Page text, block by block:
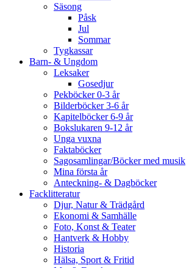
Säsong
Påsk
Jul
Sommar
Tygkassar
Barn- & Ungdom
Leksaker
Gosedjur
Pekböcker 0-3 år
Bilderböcker 3-6 år
Kapitelböcker 6-9 år
Bokslukaren 9-12 år
Unga vuxna
Faktaböcker
Sagosamlingar/Böcker med musik
Mina första år
Anteckning- & Dagböcker
Facklitteratur
Djur, Natur & Trädgård
Ekonomi & Samhälle
Foto, Konst & Teater
Hantverk & Hobby
Historia
Hälsa, Sport & Fritid